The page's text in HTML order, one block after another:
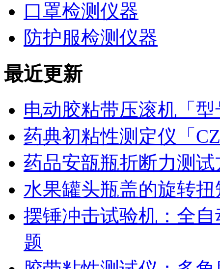
口罩检测仪器
防护服检测仪器
最近更新
电动胶粘带压滚机「
药典初粘性测定仪「
药品安瓿瓶折断力测
水果罐头瓶盖的旋转
摆锤冲击试验机：全
题